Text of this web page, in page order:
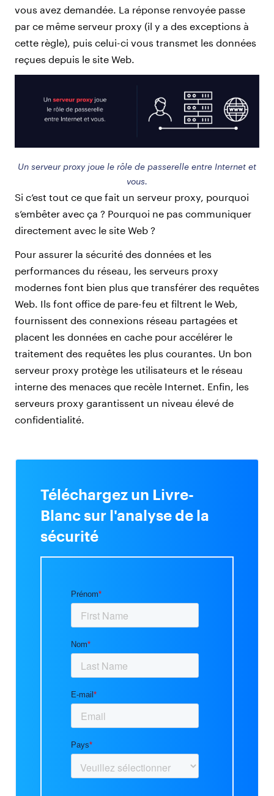
vous avez demandée. La réponse renvoyée passe
par ce même serveur proxy (il y a des exceptions à
cette règle), puis celui-ci vous transmet les données
reçues depuis le site Web.
Un serveur proxy joue le rôle de passerelle entre Internet et
vous.
Si c’est tout ce que fait un serveur proxy, pourquoi
s’embêter avec ça ? Pourquoi ne pas communiquer
directement avec le site Web ?
Pour assurer la sécurité des données et les
performances du réseau, les serveurs proxy
modernes font bien plus que transférer des requêtes
Web. Ils font office de pare-feu et filtrent le Web,
fournissent des connexions réseau partagées et
placent les données en cache pour accélérer le
traitement des requêtes les plus courantes. Un bon
serveur proxy protège les utilisateurs et le réseau
interne des menaces que recèle Internet. Enfin, les
serveurs proxy garantissent un niveau élevé de
confidentialité.
Téléchargez un Livre-
Blanc sur l'analyse de la
sécurité